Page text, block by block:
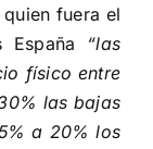
fuera el
España “las
físico entre
las bajas
a 20% los